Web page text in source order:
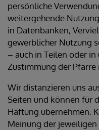
persönliche
weitergehende
in Datenbanken,
gewerblicher Nutzung
– auch in Teilen oder
Zustimmung der Pfarre
Wir distanzieren uns
Seiten und können für
Haftung übernehmen.
Meinung der